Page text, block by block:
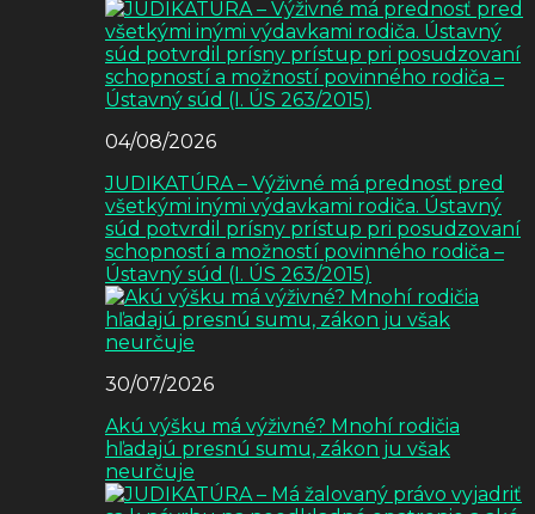
04/08/2026
JUDIKATÚRA – Výživné má prednosť pred
všetkými inými výdavkami rodiča. Ústavný
súd potvrdil prísny prístup pri posudzovaní
schopností a možností povinného rodiča –
Ústavný súd (I. ÚS 263/2015)
30/07/2026
Akú výšku má výživné? Mnohí rodičia
hľadajú presnú sumu, zákon ju však
neurčuje